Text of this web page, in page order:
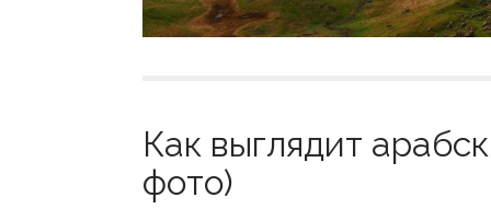
Как выглядит
фото)